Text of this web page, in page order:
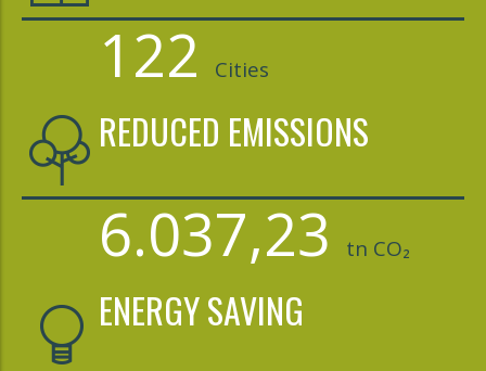
122 Cities
REDUCED EMISSIONS
6.037,23 tn CO₂
ENERGY SAVING